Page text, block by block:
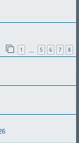
1 5 6 7 8